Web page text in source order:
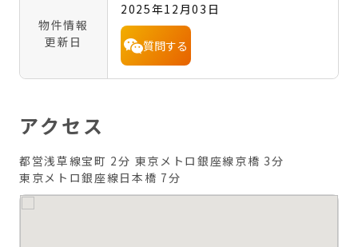
物件情報
更新日
2025年12月03日
質問する
アクセス
都営浅草線宝町 2分 東京メトロ銀座線京橋 3分
東京メトロ銀座線日本橋 7分